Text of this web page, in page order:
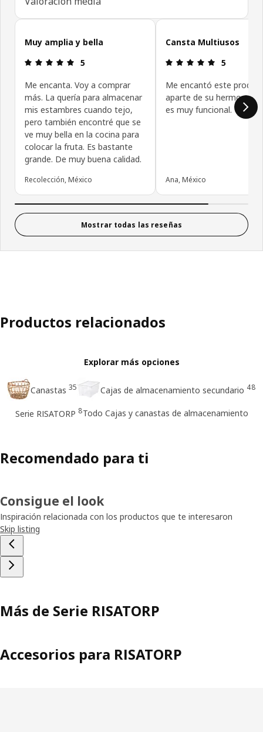
Omitir reseñas de clientes
Muy amplia y bella
Revisión: 5 fuera de 5 estrellas.
5
Me encanta. Voy a comprar
más. La quería para almacenar
mis estambres cuando tejo,
pero también encontré que se
ve muy bella en la cocina para
colocar la fruta. Es bastante
grande. De muy buena calidad.
Recolección, México
Cansta Multiusos
Revisión:
5
Me encantó este
aparte de su hermoso
es muy funcional.
Ana, México
Mostrar todas las reseñas
Productos relacionados
Explorar más opciones
Canastas 35 Cajas de almacenamiento secundario 48
Serie RISATORP 8Todo Cajas y canastas de almacenamiento
Recomendado para ti
Consigue el look
Inspiración relacionada con los productos que te interesaron
Skip listing
Más de Serie RISATORP
Accesorios para RISATORP